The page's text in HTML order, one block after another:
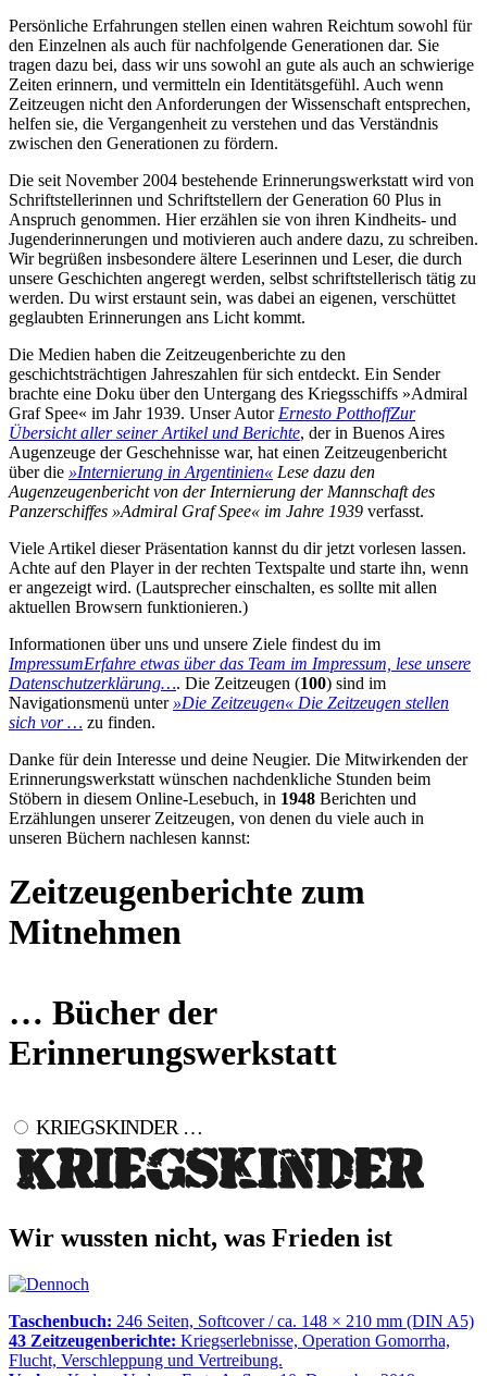
Persönliche Erfahrungen stellen einen wahren Reichtum sowohl für
den Einzelnen als auch für nachfolgende Generationen dar. Sie
tragen dazu bei, dass wir uns sowohl an gute als auch an schwierige
Zeiten erinnern, und vermitteln ein Identitätsgefühl. Auch wenn
Zeitzeugen nicht den Anforderungen der Wissenschaft entsprechen,
helfen sie, die Vergangenheit zu verstehen und das Verständnis
zwischen den Generationen zu fördern.
Die seit November 2004 bestehende Erinnerungswerkstatt wird von
Schriftstellerinnen und Schriftstellern der Generation 60 Plus in
Anspruch genommen. Hier erzählen sie von ihren Kindheits- und
Jugenderinnerungen und motivieren auch andere dazu, zu schreiben.
Wir begrüßen insbesondere ältere Leserinnen und Leser, die durch
unsere Geschichten angeregt werden, selbst schriftstellerisch tätig zu
werden. Du wirst erstaunt sein, was dabei an eigenen, verschüttet
geglaubten Erinnerungen ans Licht kommt.
Die Medien haben die Zeitzeugenberichte zu den
geschichtsträchtigen Jahreszahlen für sich entdeckt. Ein Sender
brachte eine Doku über den Untergang des Kriegsschiffs »Admiral
Graf Spee« im Jahr 1939. Unser Autor Ernesto PotthoffZur
Übersicht aller seiner Artikel und Berichte, der in Buenos Aires
Augenzeuge der Geschehnisse war, hat einen Zeitzeugenbericht
über die »Internierung in Argentinien« Lese dazu den
Augenzeugenbericht von der Internierung der Mannschaft des
Panzerschiffes »Admiral Graf Spee« im Jahre 1939 verfasst.
Viele Artikel dieser Präsentation kannst du dir jetzt vorlesen lassen.
Achte auf den Player in der rechten Textspalte und starte ihn, wenn
er angezeigt wird. (Lautsprecher einschalten, es sollte mit allen
aktuellen Browsern funktionieren.)
Informationen über uns und unsere Ziele findest du im
ImpressumErfahre etwas über das Team im Impressum, lese unsere
Datenschutzerklärung…. Die Zeitzeugen (100) sind im
Navigationsmenü unter »Die Zeitzeugen« Die Zeitzeugen stellen
sich vor … zu finden.
Danke für dein Interesse und deine Neugier. Die Mitwirkenden der
Erinnerungswerkstatt wünschen nachdenkliche Stunden beim
Stöbern in diesem Online-Lesebuch, in 1948 Berichten und
Erzählungen unserer Zeitzeugen, von denen du viele auch in
unseren Büchern nachlesen kannst:
Zeitzeugenberichte zum
Mitnehmen
… Bücher der
Erinnerungswerkstatt
KRIEGSKINDER …
Wir wussten nicht, was Frieden ist
Taschenbuch: 246 Seiten, Softcover / ca. 148 × 210 mm (DIN A5)
43 Zeitzeugenberichte: Kriegserlebnisse, Operation Gomorrha,
Flucht, Verschleppung und Vertreibung.